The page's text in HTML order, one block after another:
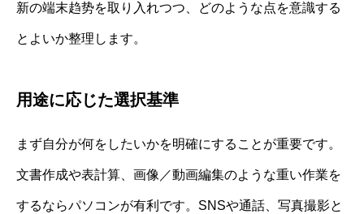
新の端末趋势を取り入れつつ、どのような点を意識する
とよいか整理します。
用途に応じた選択基準
まず自分が何をしたいかを明確にすることが重要です。
文書作成や表計算、画像／動画編集のような重い作業を
するならパソコンが有利です。SNSや通話、写真撮影と